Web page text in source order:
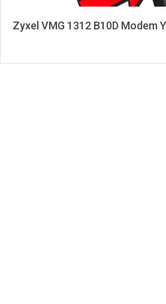
Zyxel VMG 1312 B10D Modem